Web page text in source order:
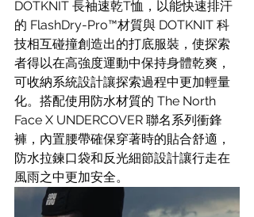
DOTKNIT 長袖速乾T恤，以能快速排汗
的 FlashDry-Pro™材質與 DOTKNIT 科
技相互碰撞創造出的打底服裝，使探索
者得以在高強度運動中保持身體乾爽，
可收納系統設計讓探索過程中更加輕量
化。搭配使用防水材質的 The North
Face X UNDERCOVER 聯名系列衝鋒
褲，內置腰帶確保穿著時的貼合舒適，
防水拉鍊口袋和反光細節設計讓行走在
風雨之中更加安全。